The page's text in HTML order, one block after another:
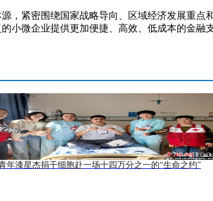
紧密围绕国家战略导向、区域经济发展重点
小微企业提供更加便捷、高效、低成本的金
年漆星杰捐干细胞赴一场十四万分之一的“生命之约”